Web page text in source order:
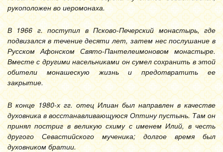
рукоположен во иеромонаха.
В 1966 г. поступил в Псково-Печерский монастырь, где
подвизался в течение десяти лет, затем нес послушание в
Русском Афонском Свято-Пантелеимоновом монастыре.
Вместе с другими насельниками он сумел сохранить в этой
обители монашескую жизнь и предотвратить ее
закрытие.
В конце 1980-х гг. отец Илиан был направлен в качестве
духовника в восстанавливающуюся Оптину пустынь. Там он
принял постриг в великую схиму с именем Илий, в честь
другого Севастийского мученика; долгое время был
духовником братии.